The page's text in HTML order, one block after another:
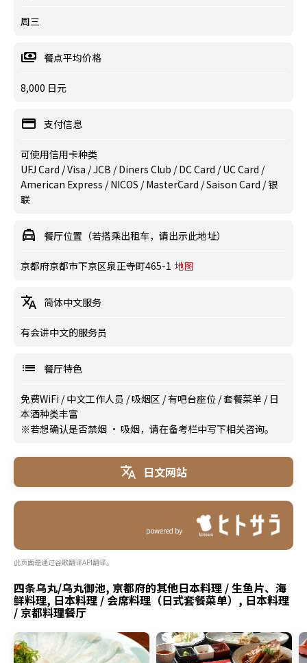
周三
餐点平均价格
8,000 日元
支付信息
可使用信用卡种类
UFJ Card / Visa / JCB / Diners Club / DC Card / UC Card /
American Express / NICOS / MasterCard / Saison Card / 银
联
餐厅位置（若搭乘出租车，请出示此地址）
京都府京都市下京区泉正寺町465-1 地图
简体中文服务
有会讲中文的服务员
餐厅特色
免费WiFi /中文工作人员 /吸烟区 /有吧台座位 /套餐菜单 / 日
本酒种类丰富
※若想确认是否禁烟 · 吸烟，请在备考栏中写下相关咨询。
日文网站
powered by
此页面是通过谷歌翻译API翻译。
四条乌丸/乌丸御池, 京都府的其他日本料理 / 生鱼片、海
鲜料理, 日本料理 / 会席料理（日式套餐菜单）, 日本料理
/ 京都料理餐厅